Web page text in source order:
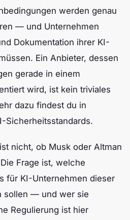
werden genau
— und Unternehmen
Dokumentation ihrer KI-
Ein Anbieter, dessen
gerade in einem
wird, ist kein triviales
dazu findest du in
Sicherheitsstandards.
nicht, ob Musk oder Altman
Frage ist, welche
für KI-Unternehmen dieser
sollen — und wer sie
Regulierung ist hier